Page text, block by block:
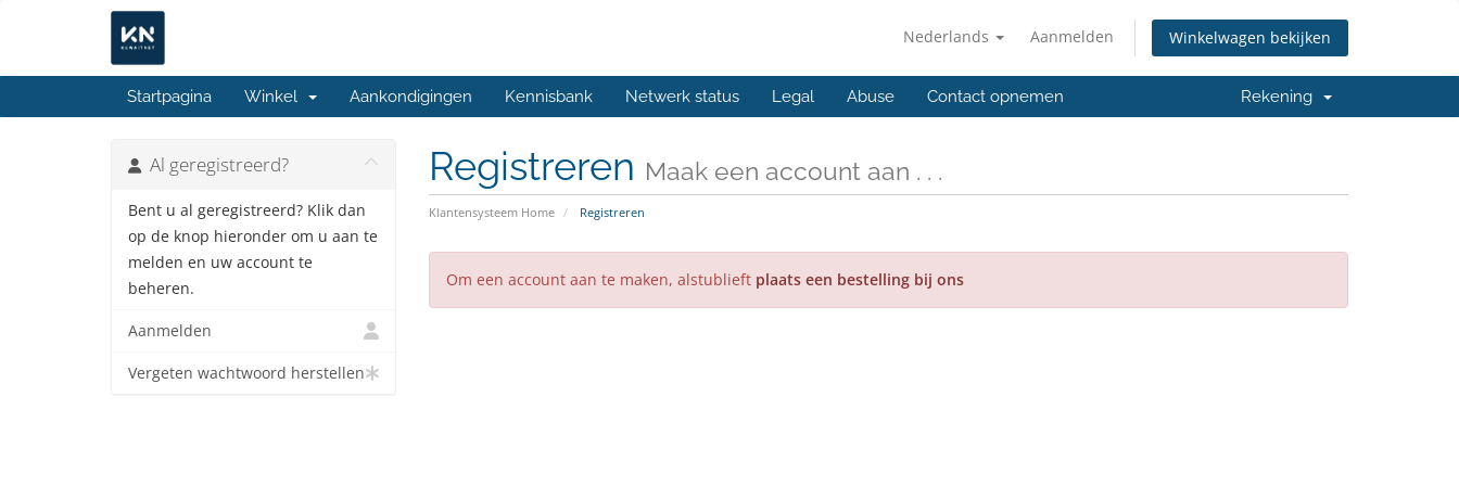
Nederlands Aanmelden Winkelwagen bekijken
Startpagina Winkel Aankondigingen Kennisbank Netwerk status Legal Abuse Contact opnemen Rekening
Registreren Maak een account aan . . .
Klantensysteem Home Registreren
Al geregistreerd?
Bent u al geregistreerd? Klik dan
op de knop hieronder om u aan te
melden en uw account te
beheren.
Aanmelden
Vergeten wachtwoord herstellen
Om een account aan te maken, alstublieft plaats een bestelling bij ons